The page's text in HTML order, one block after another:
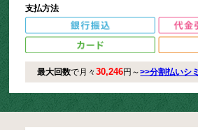
支払方法
最大回数で月々30,246円～>>分割払いシ